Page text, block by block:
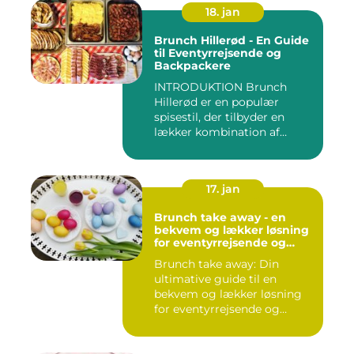
18. jan
Brunch Hillerød - En Guide
til Eventyrrejsende og
Backpackere
INTRODUKTION Brunch
Hillerød er en populær
spisestil, der tilbyder en
lækker kombination af
17. jan
Brunch take away - en
bekvem og lækker løsning
for eventyrrejsende og
Brunch take away: Din
ultimative guide til en
bekvem og lækker løsning
for eventyrrejsende og